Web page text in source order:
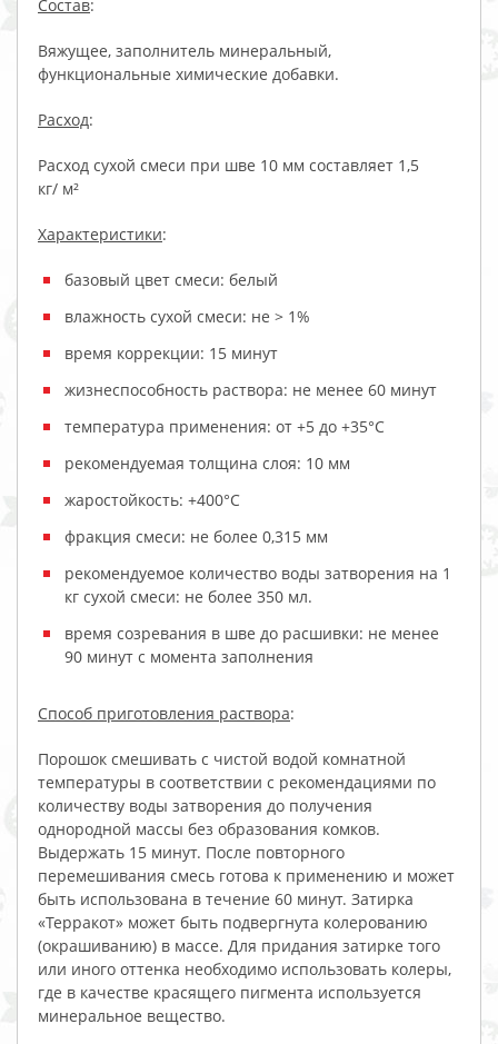
Состав:
Вяжущее, заполнитель минеральный,
функциональные химические добавки.
Расход:
Расход сухой смеси при шве 10 мм составляет 1,5
кг/ м²
Характеристики:
базовый цвет смеси: белый
влажность сухой смеси: не > 1%
время коррекции: 15 минут
жизнеспособность раствора: не менее 60 минут
температура применения: от +5 до +35°С
рекомендуемая толщина слоя: 10 мм
жаростойкость: +400°С
фракция смеси: не более 0,315 мм
рекомендуемое количество воды затворения на 1
кг сухой смеси: не более 350 мл.
время созревания в шве до расшивки: не менее
90 минут с момента заполнения
Способ приготовления раствора:
Порошок смешивать с чистой водой комнатной
температуры в соответствии с рекомендациями по
количеству воды затворения до получения
однородной массы без образования комков.
Выдержать 15 минут. После повторного
перемешивания смесь готова к применению и может
быть использована в течение 60 минут. Затирка
«Терракот» может быть подвергнута колерованию
(окрашиванию) в массе. Для придания затирке того
или иного оттенка необходимо использовать колеры,
где в качестве красящего пигмента используется
минеральное вещество.